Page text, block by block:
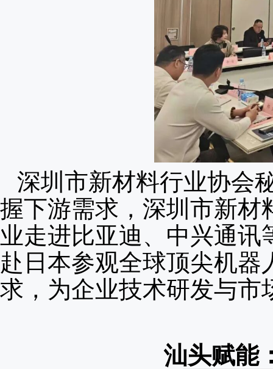
深圳市新材料行业协会
握下游需求，深圳市新材
业走进比亚迪、中兴通讯
赴日本参观全球顶尖机
求，为企业技术研发与市
汕头赋能